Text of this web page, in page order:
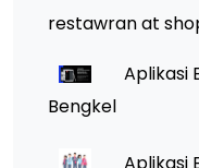
restawran at
Aplikasi
Bengkel